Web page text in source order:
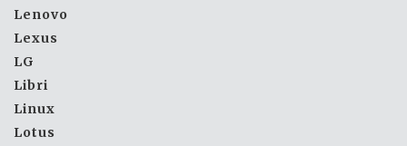
Lenovo
Lexus
LG
Libri
Linux
Lotus